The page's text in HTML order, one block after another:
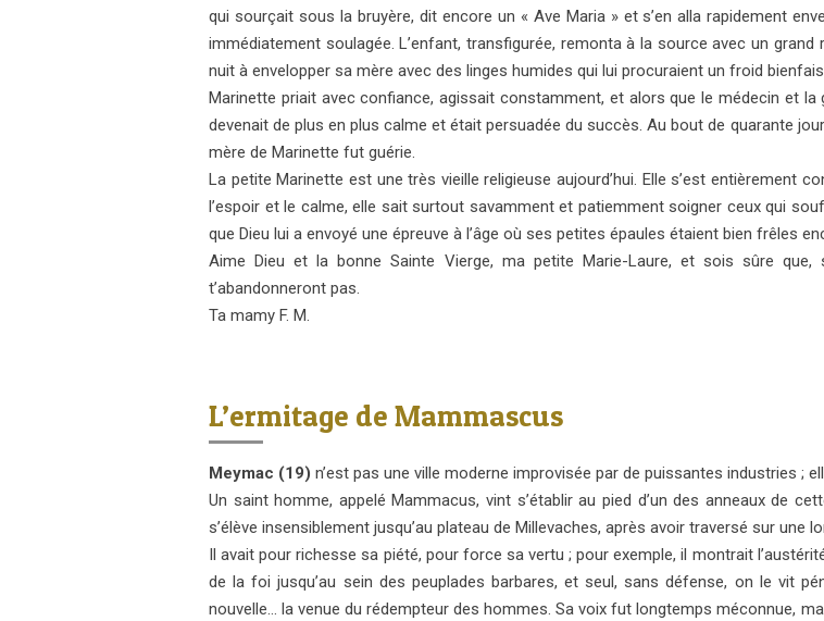
qui sourçait sous la bruyère, dit encore un « Ave Maria » et s’en alla rapidement
immédiatement soulagée. L’enfant, transfigurée, remonta à la source avec un
nuit à envelopper sa mère avec des linges humides qui lui procuraient un froid
Marinette priait avec confiance, agissait constamment, et alors que le médecin et
devenait de plus en plus calme et était persuadée du succès. Au bout de quarante
mère de Marinette fut guérie.
La petite Marinette est une très vieille religieuse aujourd’hui. Elle s’est entièrement
l’espoir et le calme, elle sait surtout savamment et patiemment soigner ceux qui
que Dieu lui a envoyé une épreuve à l’âge où ses petites épaules étaient bien frêles
Aime Dieu et la bonne Sainte Vierge, ma petite Marie-Laure, et sois sûre
t’abandonneront pas.
Ta mamy F. M.
L’ermitage de Mammascus
Meymac (19) n’est pas une ville moderne improvisée par de puissantes industries ;
Un saint homme, appelé Mammacus, vint s’établir au pied d’un des anneaux de
s’élève insensiblement jusqu’au plateau de Millevaches, après avoir traversé sur une
Il avait pour richesse sa piété, pour force sa vertu ; pour exemple, il montrait
de la foi jusqu’au sein des peuplades barbares, et seul, sans défense, on le vit
nouvelle… la venue du rédempteur des hommes. Sa voix fut longtemps méconnue,